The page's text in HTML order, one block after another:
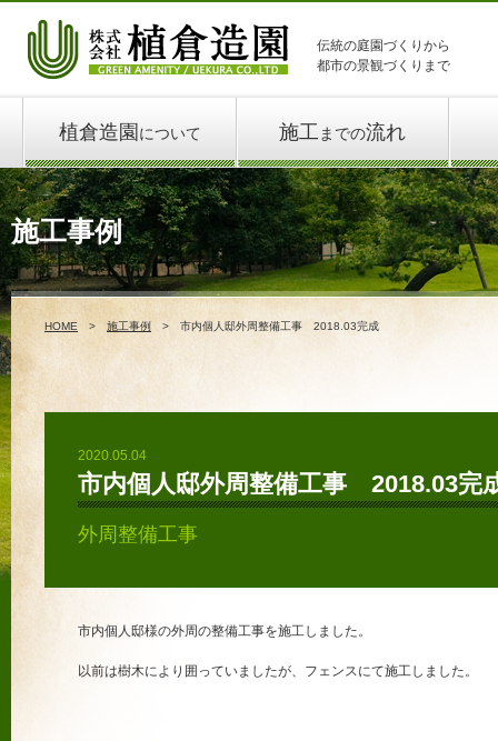
伝統の庭園づくりから
都市の景観づくりまで
植倉造園 について 施工 までの流れ
施工事例
HOME 施工事例 市内個人邸外周整備工事 2018.03完成
2020.05.04
市内個人邸外周整備工事 2018.03完
外周整備工事
市内個人邸様の外周の整備工事を施工しました。
以前は樹木により囲っていましたが、フェンスにて施工しました。